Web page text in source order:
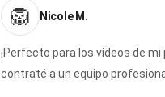
🦁 Nicole M.
¡Perfecto para los vídeos de
contraté a un equipo